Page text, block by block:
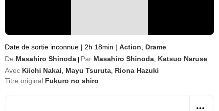
Date de sortie inconnue | 2h 18min | Action
Drame
De Masahiro Shinoda Par Masahiro Shinoda Katsuo Naruse
Avec Kiichi Nakai Mayu Tsuruta Riona Hazuki
Titre original Fukuro no shiro